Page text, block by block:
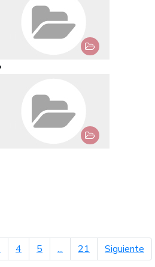
4 5 ... 21 Siguiente